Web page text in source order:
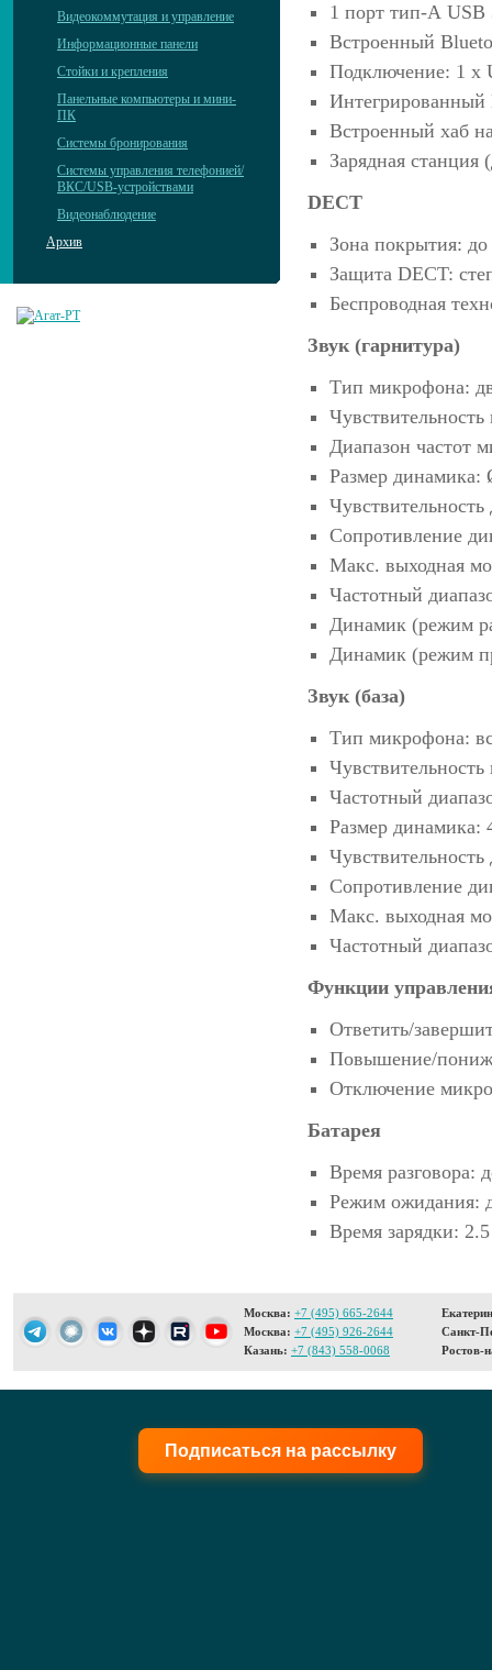
Видеокоммутация и управление
Информационные панели
Стойки и крепления
Панельные компьютеры и мини-
ПК
Системы бронирования
Системы управления телефонией/
ВКС/USB-устройствами
Видеонаблюдение
Архив
1 порт тип-А USB
Встроенный
Подключение: 1 x
Интегрированный
Встроенный хаб
Зарядная станция
DECT
Зона покрытия:
Защита DECT:
Беспроводная
Звук (гарнитура)
Тип микрофона:
Диапазон частот
Размер динамика:
Сопротивление
Макс. выходная
Частотный
Динамик (режим
Динамик (режим
Звук (база)
Тип микрофона:
Частотный
Размер
Сопротивление
Макс. выходная
Частотный
Функции
Ответить/
Повышение/
Отключение
Батарея
Время разговора:
Режим ожидания:
Время зарядки:
Москва: +7 (495) 665-2644
Москва: +7 (495) 926-2644
Казань: +7 (843) 558-0068
Санкт-
Ростов-
Подписаться на рассылку